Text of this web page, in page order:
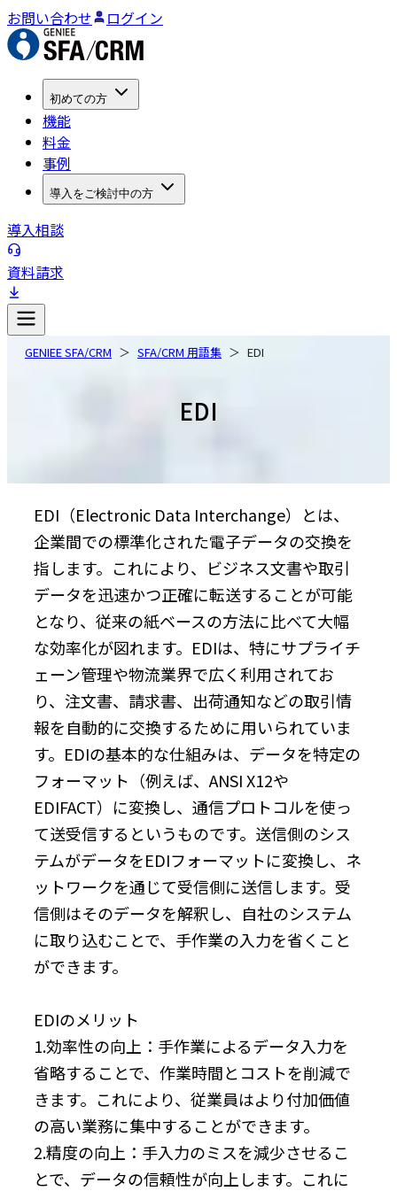
お問い合わせ ログイン
初めての方
機能
料金
事例
導入をご検討中の方
導入相談
資料請求
GENIEE SFA/CRM SFA/CRM 用語集 EDI
EDI
EDI（Electronic Data Interchange）とは、
企業間での標準化された電子データの交換を
指します。これにより、ビジネス文書や取引
データを迅速かつ正確に転送することが可能
となり、従来の紙ベースの方法に比べて大幅
な効率化が図れます。EDIは、特にサプライチ
ェーン管理や物流業界で広く利用されてお
り、注文書、請求書、出荷通知などの取引情
報を自動的に交換するために用いられていま
す。EDIの基本的な仕組みは、データを特定の
フォーマット（例えば、ANSI X12や
EDIFACT）に変換し、通信プロトコルを使っ
て送受信するというものです。送信側のシス
テムがデータをEDIフォーマットに変換し、ネ
ットワークを通じて受信側に送信します。受
信側はそのデータを解釈し、自社のシステム
に取り込むことで、手作業の入力を省くこと
ができます。
EDIのメリット
1.効率性の向上：手作業によるデータ入力を
省略することで、作業時間とコストを削減で
きます。これにより、従業員はより付加価値
の高い業務に集中することができます。
2.精度の向上：手入力のミスを減少させるこ
とで、データの信頼性が向上します。これに